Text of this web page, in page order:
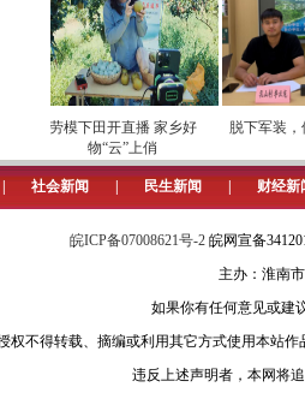
劳模下田开直播 家乡好
物“云”上俏
脱下军装，他
社会新闻 民生新闻 财经新
皖ICP备07008621号-2 皖网宣备
主办：淮南
如果你有任何意见或建
权不得转载、摘编或利用其它方式使用本站
违反上述声明者，本网将